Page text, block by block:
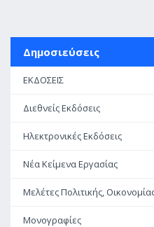
Δημοσιεύσεις
ΕΚΔΟΣΕΙΣ
Διεθνείς Εκδόσεις
Ηλεκτρονικές Εκδόσεις
Νέα Κείμενα Εργασίας
Μελέτες Πολιτικής,
Μονογραφίες